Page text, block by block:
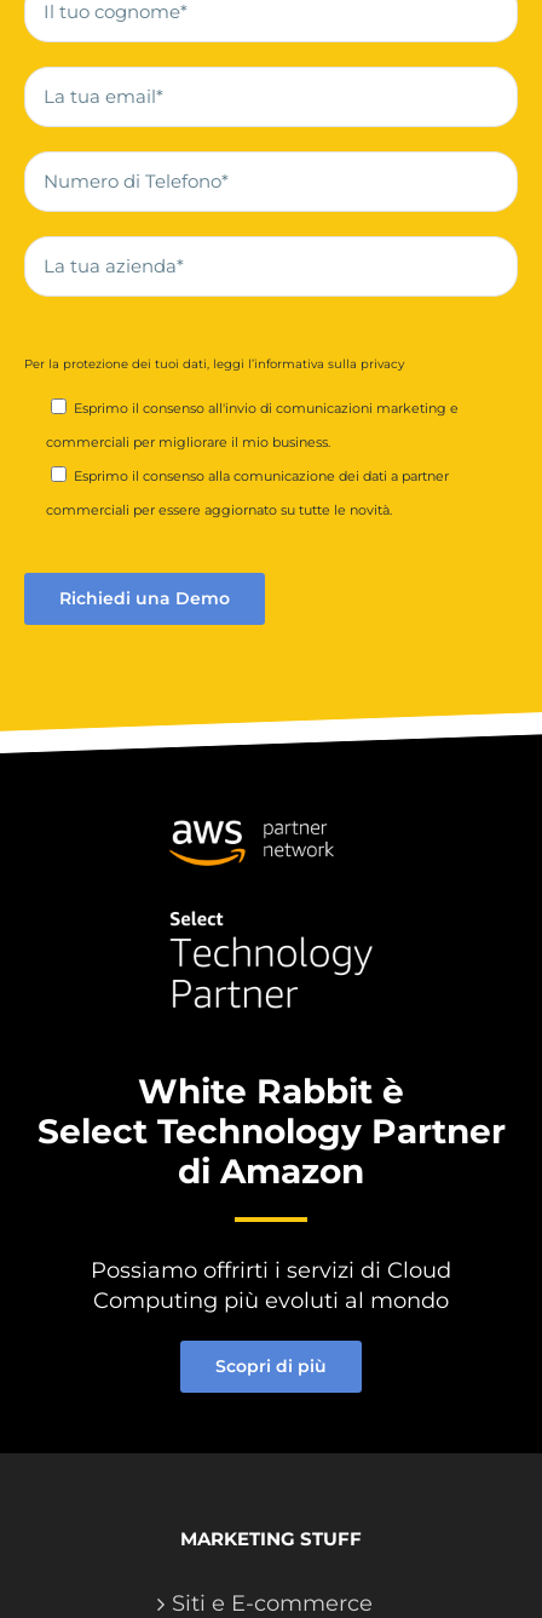
Per la protezione dei tuoi dati, leggi l’informativa sulla privacy
Esprimo il consenso all'invio di comunicazioni marketing e
commerciali per migliorare il mio business.
Esprimo il consenso alla comunicazione dei dati a partner
commerciali per essere aggiornato su tutte le novità.
White Rabbit è
Select Technology Partner
di Amazon
Possiamo offrirti i servizi di Cloud
Computing più evoluti al mondo
Scopri di più
MARKETING STUFF
Siti e E-commerce